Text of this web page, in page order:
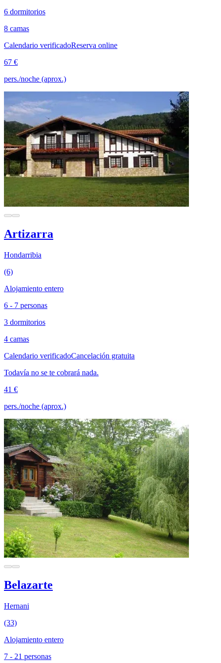
6 dormitorios
8 camas
Calendario verificadoReserva online
67 €
pers./noche (aprox.)
Artizarra
Hondarribia
(6)
Alojamiento entero
6 - 7 personas
3 dormitorios
4 camas
Calendario verificadoCancelación gratuita
Todavía no se te cobrará nada.
41 €
pers./noche (aprox.)
Belazarte
Hernani
(33)
Alojamiento entero
7 - 21 personas